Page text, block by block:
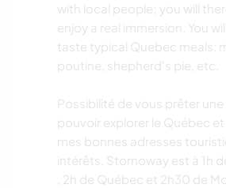
with local people; you will
enjoy a real immersion. You
taste typical Quebec meals:
poutine, shepherd's pie, etc.
Possibilité de vous prêter
pouvoir explorer le Québec
mes bonnes adresses
intérêts. Stornoway est à 1h
, 2h de Québec et 2h30 de